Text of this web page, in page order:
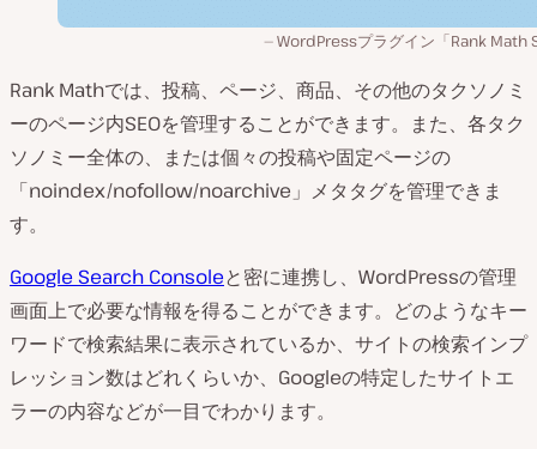
WordPressプラグイン「Rank Math
Rank Mathでは、投稿、ページ、商品、その他のタクソノミ
ーのページ内SEOを管理することができます。また、各タク
ソノミー全体の、または個々の投稿や固定ページの
「noindex/nofollow/noarchive」メタタグを管理できま
す。
Google Search Consoleと密に連携し、WordPressの管理
画面上で必要な情報を得ることができます。どのようなキー
ワードで検索結果に表示されているか、サイトの検索インプ
レッション数はどれくらいか、Googleの特定したサイトエ
ラーの内容などが一目でわかります。